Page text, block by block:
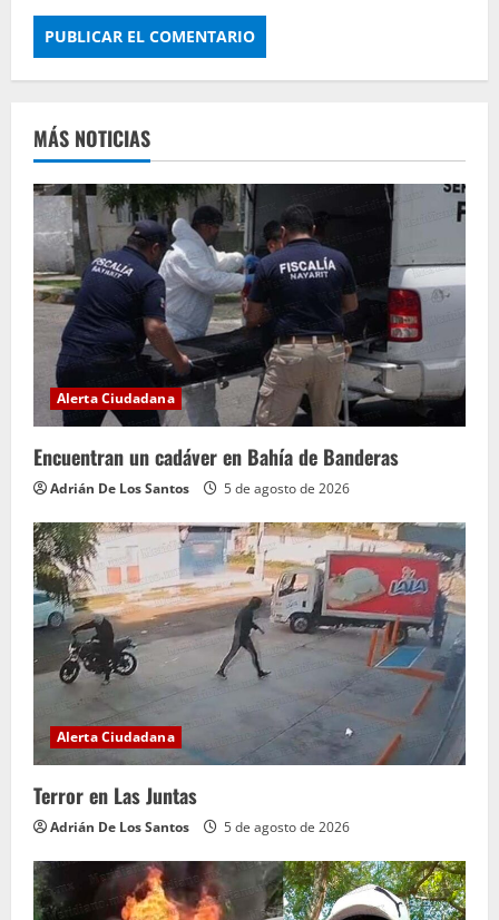
MÁS NOTICIAS
Alerta Ciudadana
Encuentran un cadáver en Bahía de Banderas
Adrián De Los Santos 5 de agosto de 2026
Alerta Ciudadana
Terror en Las Juntas
Adrián De Los Santos 5 de agosto de 2026